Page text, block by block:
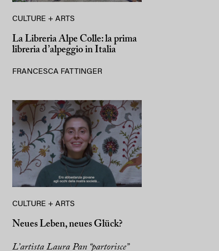
CULTURE + ARTS
La Libreria Alpe Colle: la prima
libreria d’alpeggio in Italia
FRANCESCA FATTINGER
CULTURE + ARTS
Neues Leben, neues Glück?
L’artista Laura Pan “partorisce”